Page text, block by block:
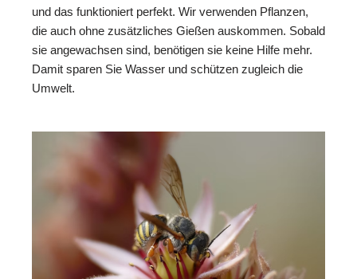
und das funktioniert perfekt. Wir verwenden Pflanzen,
die auch ohne zusätzliches Gießen auskommen. Sobald
sie angewachsen sind, benötigen sie keine Hilfe mehr.
Damit sparen Sie Wasser und schützen zugleich die
Umwelt.